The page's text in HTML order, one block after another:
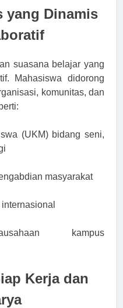
yang Dinamis
suasana belajar yang
Mahasiswa didorong
komunitas, dan
(UKM) bidang seni,
masyarakat
kampus
Kerja dan